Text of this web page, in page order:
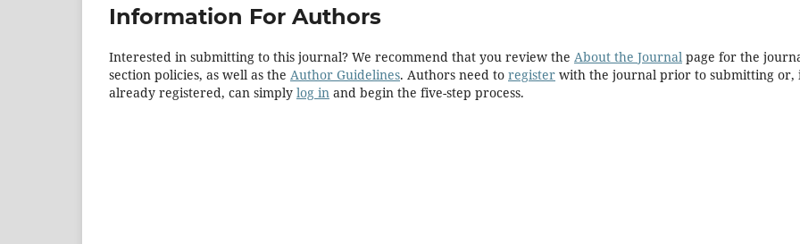
Information For Authors
Interested in submitting to this journal? We recommend that you review the About the Journal page for the
section policies, as well as the Author Guidelines. Authors need to register with the journal prior to submitting or,
already registered, can simply log in and begin the five-step process.